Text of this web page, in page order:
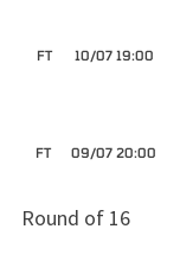
10/07 19:00
FT
09/07 20:00
FT
Round of 16